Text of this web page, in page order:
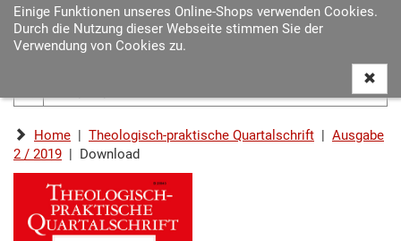
Einige Funktionen unseres Online-Shops verwenden Cookies.
Durch die Nutzung dieser Webseite stimmen Sie der
Verwendung von Cookies zu.
Home | Theologisch-praktische Quartalschrift | Ausgabe
2 / 2019 | Download